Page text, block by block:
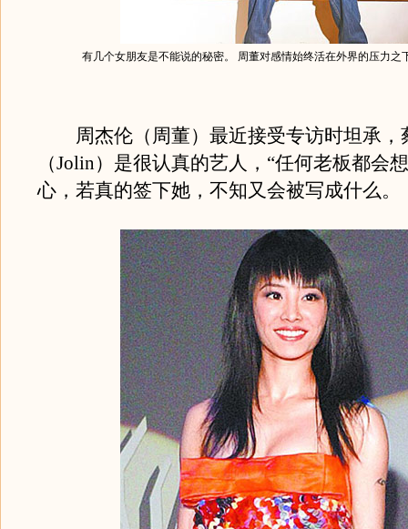
有几个女朋友是不能说的秘密。 周董对感情始终活在外界的压力之
周杰伦（周董）最近接受专访时坦承，
（Jolin）是很认真的艺人，“任何老板都会
心，若真的签下她，不知又会被写成什么。